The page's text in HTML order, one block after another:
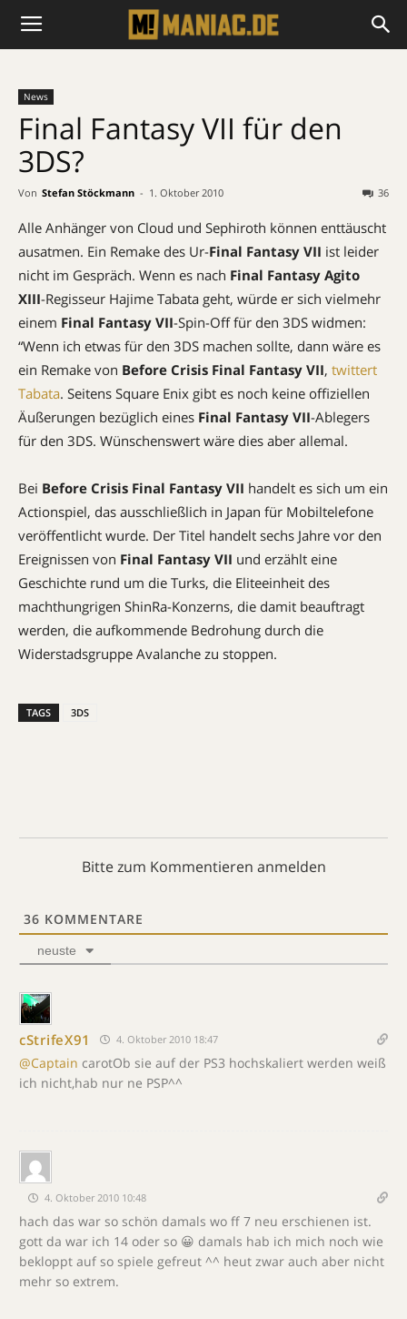
News
Final Fantasy VII für den
3DS?
Von Stefan Stöckmann - 1. Oktober 2010 36
Alle Anhänger von Cloud und Sephiroth können enttäuscht
ausatmen. Ein Remake des Ur-Final Fantasy VII ist leider
nicht im Gespräch. Wenn es nach Final Fantasy Agito
XIII-Regisseur Hajime Tabata geht, würde er sich vielmehr
einem Final Fantasy VII-Spin-Off für den 3DS widmen:
“Wenn ich etwas für den 3DS machen sollte, dann wäre es
ein Remake von Before Crisis Final Fantasy VII, twittert
Tabata. Seitens Square Enix gibt es noch keine offiziellen
Äußerungen bezüglich eines Final Fantasy VII-Ablegers
für den 3DS. Wünschenswert wäre dies aber allemal.
Bei Before Crisis Final Fantasy VII handelt es sich um ein
Actionspiel, das ausschließlich in Japan für Mobiltelefone
veröffentlicht wurde. Der Titel handelt sechs Jahre vor den
Ereignissen von Final Fantasy VII und erzählt eine
Geschichte rund um die Turks, die Eliteeinheit des
machthungrigen ShinRa-Konzerns, die damit beauftragt
werden, die aufkommende Bedrohung durch die
Widerstadsgruppe Avalanche zu stoppen.
TAGS 3DS
Bitte zum Kommentieren anmelden
36 KOMMENTARE
neuste
cStrifeX91 4. Oktober 2010 18:47
@Captain carotOb sie auf der PS3 hochskaliert werden weiß
ich nicht,hab nur ne PSP^^
4. Oktober 2010 10:48
hach das war so schön damals wo ff 7 neu erschienen ist.
gott da war ich 14 oder so 😀 damals hab ich mich noch wie
bekloppt auf so spiele gefreut ^^ heut zwar auch aber nicht
mehr so extrem.